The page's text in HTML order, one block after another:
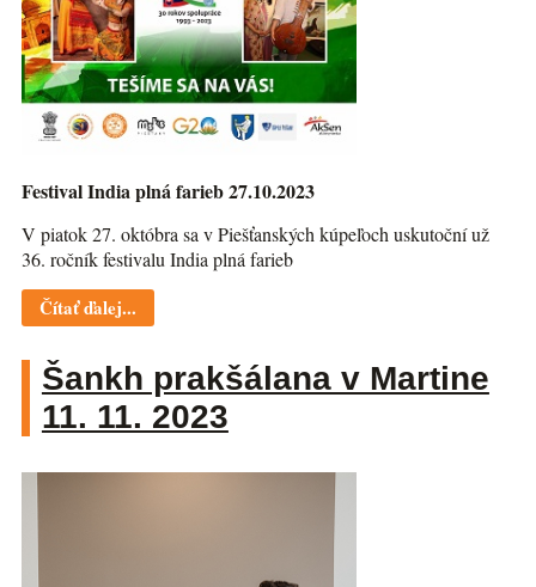
Festival India plná farieb 27.10.2023
V piatok 27. októbra sa v Piešťanských kúpeľoch uskutoční už
36. ročník festivalu India plná farieb
Čítať ďalej...
Šankh prakšálana v Martine
11. 11. 2023